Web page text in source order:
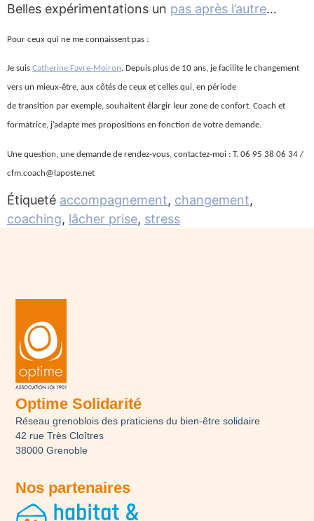
Belles expérimentations un pas après l’autre…
Pour ceux qui ne me connaissent pas :
Je suis Catherine Favre-Moiron. Depuis plus de 10 ans, je facilite le changement
vers un mieux-être, aux côtés de ceux et celles qui, en période
de transition par exemple, souhaitent élargir leur zone de confort. Coach et
formatrice, j’adapte mes propositions en fonction de votre demande.
Une question, une demande de rendez-vous, contactez-moi : T. 06 95 38 06 34 /
cfm.coach@laposte.net
Étiqueté accompagnement, changement,
coaching, lâcher prise, stress
Optime Solidarité
Réseau grenoblois des praticiens du bien-être solidaire
42 rue Très Cloîtres
38000 Grenoble
Nos partenaires